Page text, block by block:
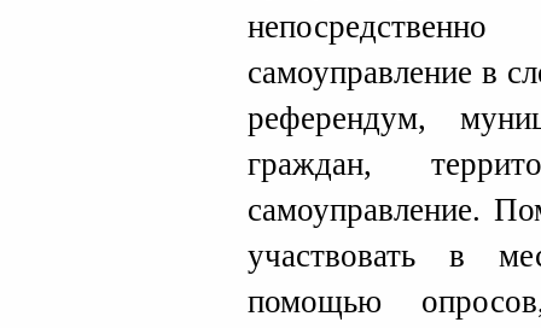
самоуправление в
референдум,
граждан,
самоуправление.
участвовать в
помощью